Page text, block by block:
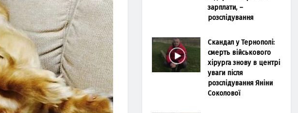
зарплати, –
розслідування
Скандал у Тернополі:
смерть військового
хірурга знову в центрі
уваги після
розслідування Яніни
Соколової